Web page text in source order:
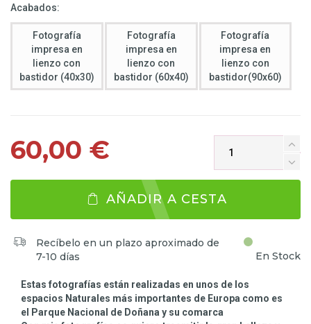
Acabados:
Fotografía
impresa en
lienzo con
bastidor (40x30)
Fotografía
impresa en
lienzo con
bastidor (60x40)
Fotografía
impresa en
lienzo con
bastidor(90x60)
60,00 €
AÑADIR A CESTA
Recíbelo en un plazo aproximado de
7-10 días
En Stock
Estas fotografías están realizadas en unos de los
espacios Naturales más importantes de Europa como es
el Parque Nacional de Doñana y su comarca